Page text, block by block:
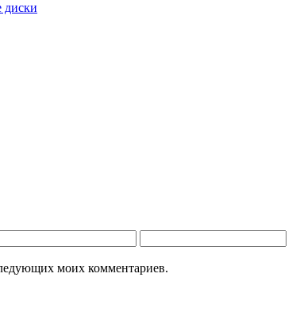
диски
моих комментариев.